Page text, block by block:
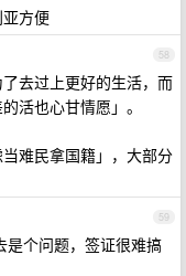
方便
58
去过上更好的生活，而
活也心甘情愿」。
难民拿国籍」，大部分
59
是个问题，签证很难搞